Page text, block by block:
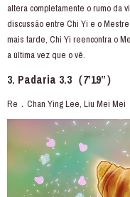
altera completamente o rumo da
discussão entre Chi Yi e o
mais tarde, Chi Yi reencontra o
a última vez que o vê.
3. Padaria 3.3（7’19”）
Re．Chan Ying Lee, Liu Mei Mei